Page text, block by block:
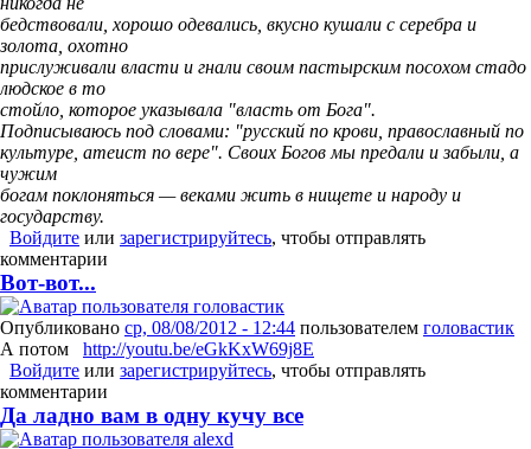
бедствовали, хорошо одевались, вкусно кушали с серебра и
золота, охотно
прислуживали власти и гнали своим пастырским посохом стадо
людское в то
стойло, которое указывала "власть от Бога".
Подписываюсь под словами: "русский по крови, православный по
культуре, атеист по вере". Своих Богов мы предали и забыли, а
чужим
богам поклоняться — веками жить в нищете и народу и
государству.
Войдите или зарегистрируйтесь, чтобы отправлять
комментарии
Вот-вот...
Опубликовано ср, 08/08/2012 - 12:44 пользователем головастик
А потом http://youtu.be/eGkKxW69j8E
Войдите или зарегистрируйтесь, чтобы отправлять
комментарии
Да ладно вам в одну кучу все